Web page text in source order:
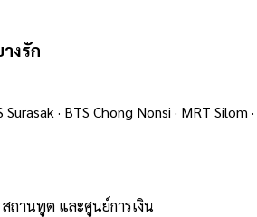
งรัก
· BTS Chong Nonsi · MRT Silom ·
ถานทูต และศูนย์การเงิน